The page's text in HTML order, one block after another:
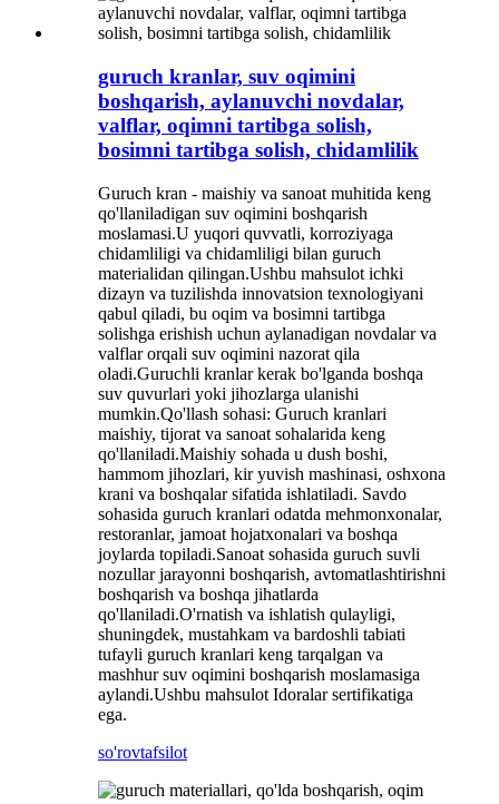
guruch kranlar, suv oqimini
boshqarish, aylanuvchi novdalar,
valflar, oqimni tartibga solish,
bosimni tartibga solish, chidamlilik
Guruch kran - maishiy va sanoat muhitida keng
qo'llaniladigan suv oqimini boshqarish
moslamasi.U yuqori quvvatli, korroziyaga
chidamliligi va chidamliligi bilan guruch
materialidan qilingan.Ushbu mahsulot ichki
dizayn va tuzilishda innovatsion texnologiyani
qabul qiladi, bu oqim va bosimni tartibga
solishga erishish uchun aylanadigan novdalar va
valflar orqali suv oqimini nazorat qila
oladi.Guruchli kranlar kerak bo'lganda boshqa
suv quvurlari yoki jihozlarga ulanishi
mumkin.Qo'llash sohasi: Guruch kranlari
maishiy, tijorat va sanoat sohalarida keng
qo'llaniladi.Maishiy sohada u dush boshi,
hammom jihozlari, kir yuvish mashinasi, oshxona
krani va boshqalar sifatida ishlatiladi. Savdo
sohasida guruch kranlari odatda mehmonxonalar,
restoranlar, jamoat hojatxonalari va boshqa
joylarda topiladi.Sanoat sohasida guruch suvli
nozullar jarayonni boshqarish, avtomatlashtirishni
boshqarish va boshqa jihatlarda
qo'llaniladi.O'rnatish va ishlatish qulayligi,
shuningdek, mustahkam va bardoshli tabiati
tufayli guruch kranlari keng tarqalgan va
mashhur suv oqimini boshqarish moslamasiga
aylandi.Ushbu mahsulot Idoralar sertifikatiga
ega.
so'rovtafsilot